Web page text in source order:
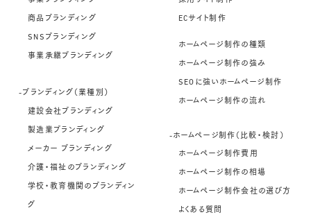
商品ブランディング
SNSブランディング
事業承継ブランディング
-ブランディング（業種別）
建設会社ブランディング
製造業ブランディング
メーカー ブランディング
介護・福祉のブランディング
学校・教育機関のブランディン
グ
ECサイト制作
ホームページ制作の種類
ホームページ制作の強み
SEOに強いホームページ制作
ホームページ制作の流れ
-ホームページ制作（比較・検討）
ホームページ制作費用
ホームページ制作の相場
ホームページ制作会社の選び方
よくある質問